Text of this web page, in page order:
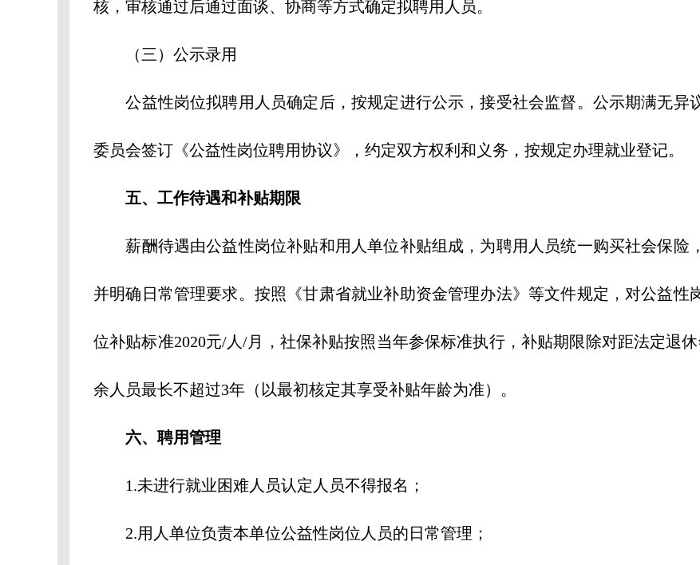
核，审核通过后通过面谈、协商等方式确定拟聘用人员。
（三）公示录用
公益性岗位拟聘用人员确定后，按规定进行公示，接受社会监督。公示期满无异
委员会签订《公益性岗位聘用协议》，约定双方权利和义务，按规定办理就业登记。
五、工作待遇和补贴期限
薪酬待遇由公益性岗位补贴和用人单位补贴组成，为聘用人员统一购买社会保险
并明确日常管理要求。按照《甘肃省就业补助资金管理办法》等文件规定，对公益性
位补贴标准2020元/人/月，社保补贴按照当年参保标准执行，补贴期限除对距法定退
余人员最长不超过3年（以最初核定其享受补贴年龄为准）。
六、聘用管理
1.未进行就业困难人员认定人员不得报名；
2.用人单位负责本单位公益性岗位人员的日常管理；